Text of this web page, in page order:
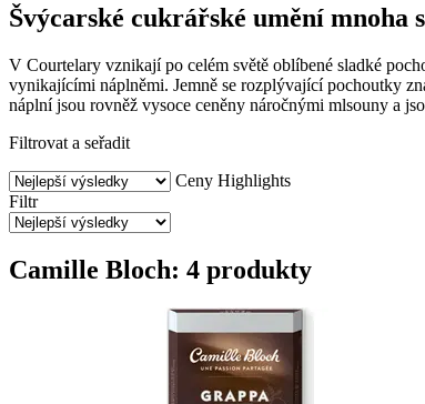
Švýcarské cukrářské umění mnoha
V Courtelary vznikají po celém světě oblíbené sladké
vynikajícími náplněmi. Jemně se rozplývající pochoutky
náplní jsou rovněž vysoce ceněny náročnými mlsouny a
Filtrovat a seřadit
Ceny Highlights
Filtr
Camille Bloch: 4 produkty